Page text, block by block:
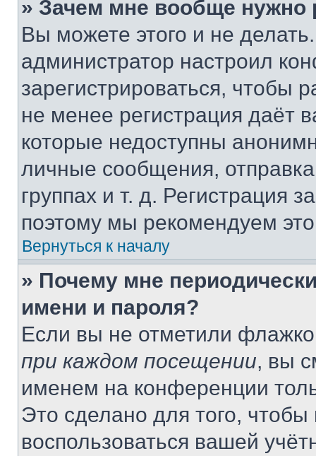
» Зачем мне вообще нужно
Вы можете этого и не
администратор настроил
зарегистрироваться, чтобы
не менее регистрация даёт
которые недоступны
личные сообщения,
группах и т. д. Регистрация
поэтому мы рекомендуем
Вернуться к началу
» Почему мне
имени и пароля?
Если вы не отметили
при каждом посещении, вы
именем на конференции
Это сделано для того, чтобы
воспользоваться вашей